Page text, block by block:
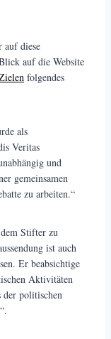
auf diese
auf die Website
folgendes
als
Veritas
und
gemeinsamen
zu arbeiten.“
Stifter zu
ist auch
Er beabsichtige
Aktivitäten
der politischen